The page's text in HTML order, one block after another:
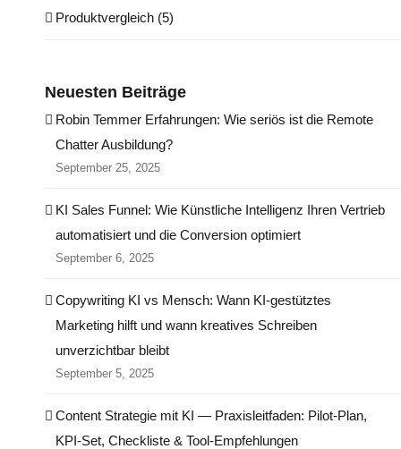
Produktvergleich (5)
Neuesten Beiträge
Robin Temmer Erfahrungen: Wie seriös ist die Remote
Chatter Ausbildung?
September 25, 2025
KI Sales Funnel: Wie Künstliche Intelligenz Ihren Vertrieb
automatisiert und die Conversion optimiert
September 6, 2025
Copywriting KI vs Mensch: Wann KI-gestütztes
Marketing hilft und wann kreatives Schreiben
unverzichtbar bleibt
September 5, 2025
Content Strategie mit KI — Praxisleitfaden: Pilot‑Plan,
KPI‑Set, Checkliste & Tool‑Empfehlungen